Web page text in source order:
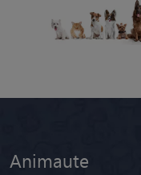
Animaute